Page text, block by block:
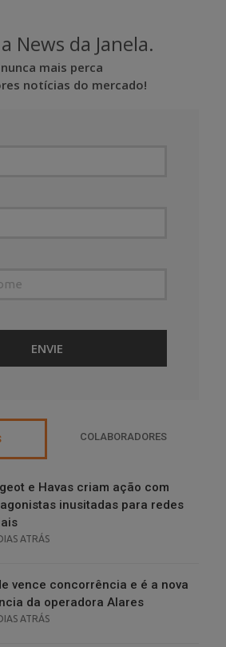
News da Janela.
nunca mais perca
notícias do mercado!
COLABORADORES
e Havas criam ação com
inusitadas para redes
ATRÁS
vence concorrência e é a nova
da operadora Alares
ATRÁS